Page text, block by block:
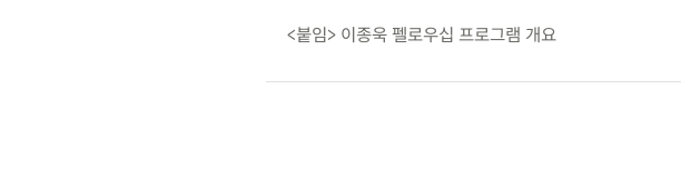
<붙임> 이종욱 펠로우십 프로그램 개요